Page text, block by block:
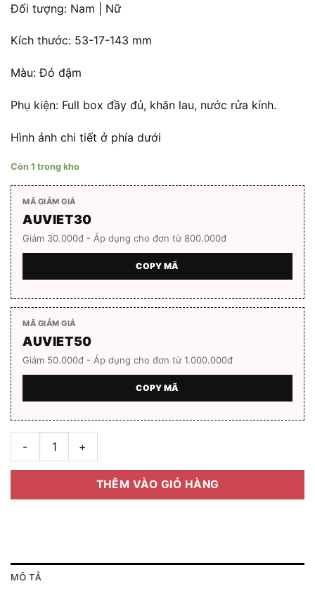
Đối tượng: Nam | Nữ
Kích thước: 53-17-143 mm
Màu: Đỏ đậm
Phụ kiện: Full box đầy đủ, khăn lau, nước rửa kính.
Hình ảnh chi tiết ở phía dưới
Còn 1 trong kho
MÃ GIẢM GIÁ
AUVIET30
Giảm 30.000đ - Áp dụng cho đơn từ 800.000đ
COPY MÃ
MÃ GIẢM GIÁ
AUVIET50
Giảm 50.000đ - Áp dụng cho đơn từ 1.000.000đ
COPY MÃ
Gọng kính unisex JEEP JSR2003 S7 Full box số lượng
THÊM VÀO GIỎ HÀNG
MÔ TẢ